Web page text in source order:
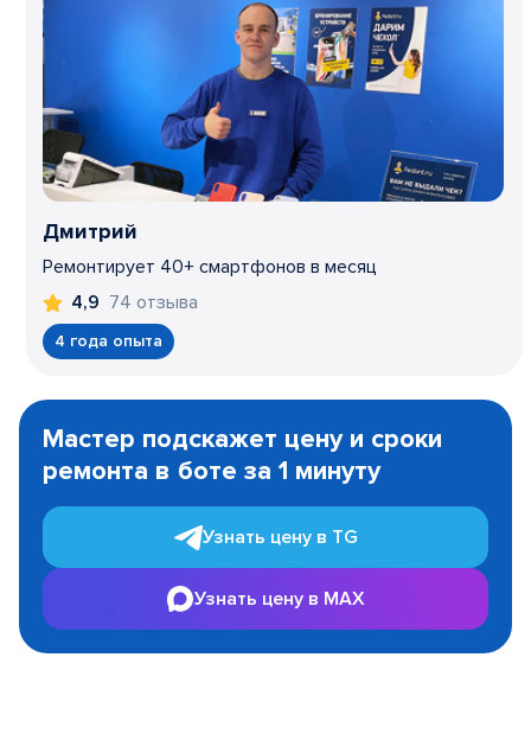
Дмитрий
Ремонтирует 40+ смартфонов в месяц
4,9 74 отзыва
4 года опыта
1
Мастер подскажет цену и сроки
ремонта в боте за 1 минуту
Узнать цену в TG
Узнать цену в MAX